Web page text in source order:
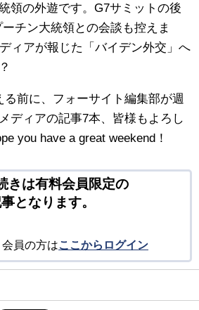
領の外遊です。G7サミットの後
チン大統領との会談も控えま
ィアが報じた「バイデン外交」へ
前に、フォーサイト編集部が週
ディアの記事7本、皆様もよろし
you have a great weekend！
きは有料会員限定の
となります。
員の方はここからログイン